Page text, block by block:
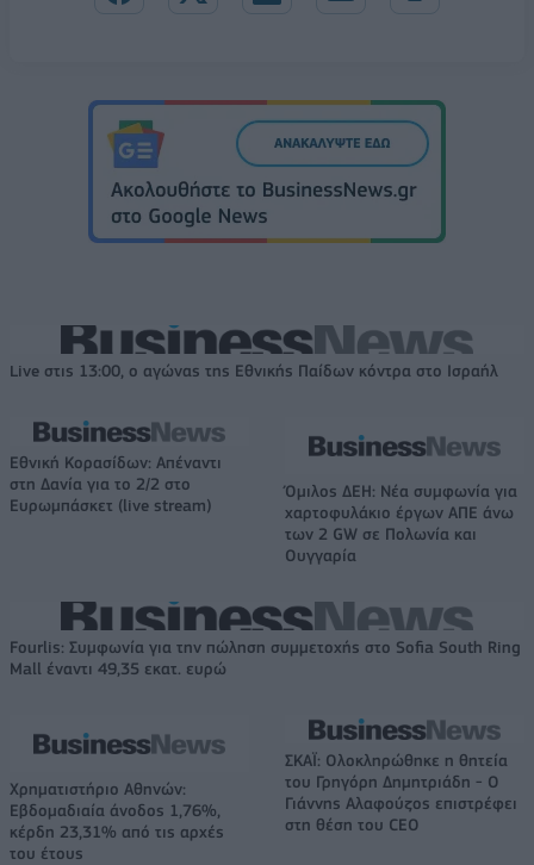
Live στις 13:00, ο αγώνας της Εθνικής Παίδων κόντρα στο Ισραήλ
Εθνική Κορασίδων: Απέναντι
στη Δανία για το 2/2 στο
Ευρωμπάσκετ (live stream)
Όμιλος ΔΕΗ: Νέα συμφωνία για
χαρτοφυλάκιο έργων ΑΠΕ άνω
των 2 GW σε Πολωνία και
Ουγγαρία
Fourlis: Συμφωνία για την πώληση συμμετοχής στο Sofia South Ring
Mall έναντι 49,35 εκατ. ευρώ
Χρηματιστήριο Αθηνών:
Εβδομαδιαία άνοδος 1,76%,
κέρδη 23,31% από τις αρχές
του έτους
ΣΚΑΪ: Ολοκληρώθηκε η θητεία
του Γρηγόρη Δημητριάδη - Ο
Γιάννης Αλαφούζος επιστρέφει
στη θέση του CEO